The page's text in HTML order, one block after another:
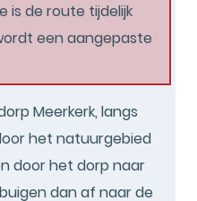
is de route tijdelijk
een aangepaste
Meerkerk, langs
het natuurgebied
door het dorp naar
dan af naar de